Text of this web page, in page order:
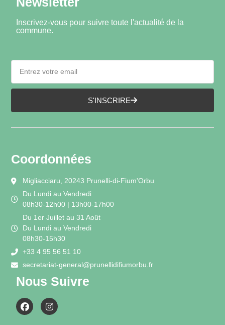
Inscrivez-vous pour suivre toute l'actualité de la
commune.
S'INSCRIRE
Coordonnées
Migliacciaru, 20243 Prunelli-di-Fium'Orbu
Du Lundi au Vendredi
08h30-12h00 | 13h00-17h00
Du 1er Juillet au 31 Août
Du Lundi au Vendredi
08h30-15h30
+33 4 95 56 51 10
secretariat-general@prunellidifiumorbu.fr
Nous Suivre